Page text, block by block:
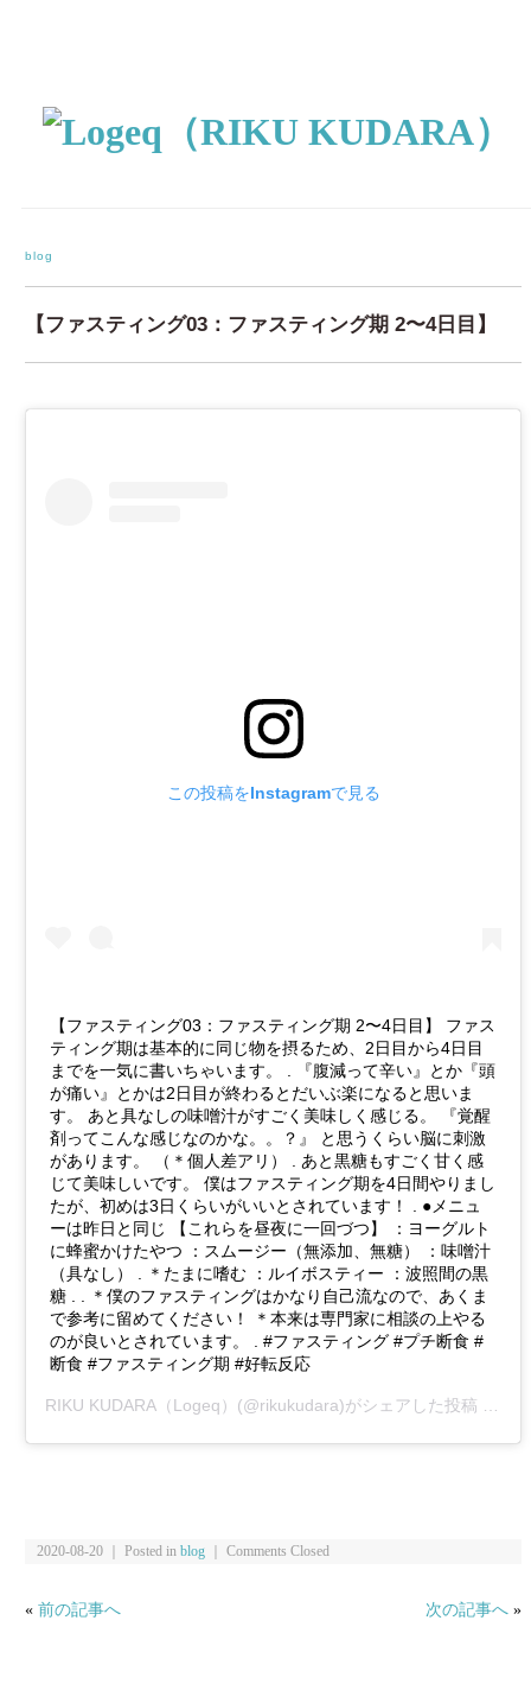
blog
【ファスティング03：ファスティング期 2〜4日目】
この投稿をInstagramで見る
【ファスティング03：ファスティング期 2〜4日目】 ファス
ティング期は基本的に同じ物を摂るため、2日目から4日目
までを一気に書いちゃいます。 . 『腹減って辛い』とか『頭
が痛い』とかは2日目が終わるとだいぶ楽になると思いま
す。 あと具なしの味噌汁がすごく美味しく感じる。 『覚醒
剤ってこんな感じなのかな。。？』 と思うくらい脳に刺激
があります。 （＊個人差アリ） . あと黒糖もすごく甘く感
じて美味しいです。 僕はファスティング期を4日間やりまし
たが、初めは3日くらいがいいとされています！ . ●メニュ
ーは昨日と同じ 【これらを昼夜に一回づつ】 ：ヨーグルト
に蜂蜜かけたやつ ：スムージー（無添加、無糖） ：味噌汁
（具なし） . ＊たまに嗜む ：ルイボスティー ：波照間の黒
糖 . . ＊僕のファスティングはかなり自己流なので、あくま
で参考に留めてください！ ＊本来は専門家に相談の上やる
のが良いとされています。 . #ファスティング #プチ断食 #
断食 #ファスティング期 #好転反応
RIKU KUDARA（Logeq） (@rikukudara)がシェアした投稿 –
2020-08-20 ｜ Posted in blog Comments Closed
« 前の記事へ 次の記事へ »